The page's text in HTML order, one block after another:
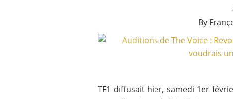
By
TF1 diffusait hier, samedi 1er